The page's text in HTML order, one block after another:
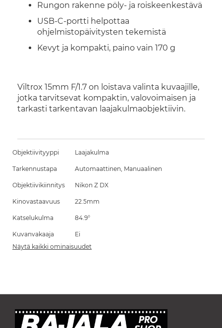
Rungon rakenne pöly- ja roiskeenkestävä
USB-C-portti helpottaa
ohjelmistopäivitysten tekemistä
Kevyt ja kompakti, paino vain 170 g
Viltrox 15mm F/1.7 on loistava valinta kuvaajille,
jotka tarvitsevat kompaktin, valovoimaisen ja
tarkasti tarkentavan laajakulmaobjektiivin.
Objektiivityyppi Laajakulma
Tarkennustapa Automaattinen, Manuaalinen
Objektiivikiinnitys Nikon Z DX
Kinovastaavuus 22.5mm
Katselukulma 84.9°
Kuvanvakaaja
Ei
Näytä kaikki ominaisuudet